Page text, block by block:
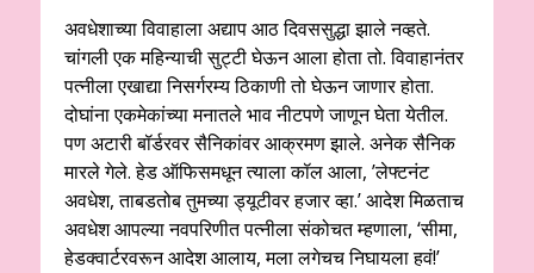
अवधेशाच्या विवाहाला अद्याप आठ दिवससुद्धा झाले नव्हते.
चांगली एक महिन्याची सुट्टी घेऊन आला होता तो. विवाहानंतर
पत्नीला एखाद्या निसर्गरम्य ठिकाणी तो घेऊन जाणार होता.
दोघांना एकमेकांच्या मनातले भाव नीटपणे जाणून घेता येतील.
पण अटारी बॉर्डरवर सैनिकांवर आक्रमण झाले. अनेक सैनिक
मारले गेले. हेड ऑफिसमधून त्याला कॉल आला, ’लेफ्टनंट
अवधेश, ताबडतोब तुमच्या ड्यूटीवर हजार व्हा.’ आदेश मिळताच
अवधेश आपल्या नवपरिणीत पत्नीला संकोचत म्हणाला, ‘सीमा,
हेडक्वार्टरवरून आदेश आलाय, मला लगेचच निघायला हवं!’